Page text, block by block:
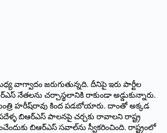
వాగ్వాదం జరుగుతున్నది. దీనిపై ఇరు పార్టీల
‌నేతలను చర్చాస్థలానికి రాకుండా అడ్డుకున్నారు.
హరీష్‌రావు కింద పడబోయారు. దాంతో అక్కడ
పదేళ్ళ బిఆర్‌ఎస్‌ ‌పాలనపై చర్చకు రావాలని రాష్ట్ర
బిఆర్‌ఎస్‌ ‌సవాల్‌ను స్వీకరించింది. రాష్ట్రంలో